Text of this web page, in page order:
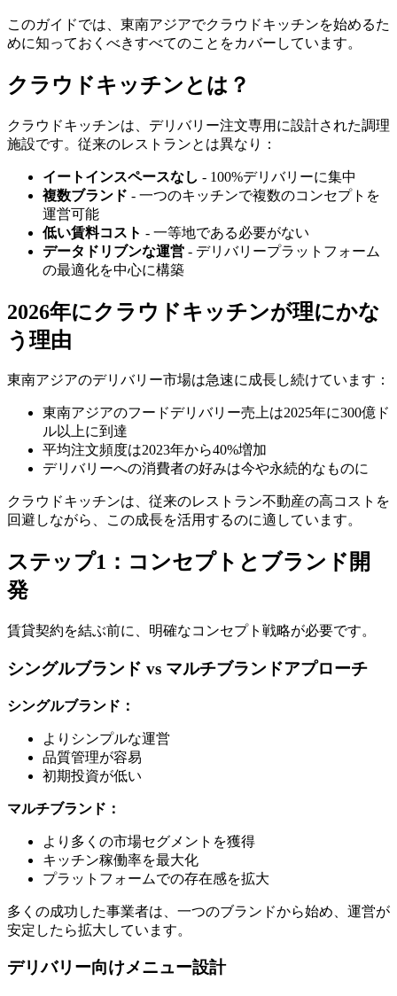
このガイドでは、東南アジアでクラウドキッチンを始めるた
めに知っておくべきすべてのことをカバーしています。
クラウドキッチンとは？
クラウドキッチンは、デリバリー注文専用に設計された調理
施設です。従来のレストランとは異なり：
イートインスペースなし - 100%デリバリーに集中
複数ブランド - 一つのキッチンで複数のコンセプトを
運営可能
低い賃料コスト - 一等地である必要がない
データドリブンな運営 - デリバリープラットフォーム
の最適化を中心に構築
2026年にクラウドキッチンが理にかな
う理由
東南アジアのデリバリー市場は急速に成長し続けています：
東南アジアのフードデリバリー売上は2025年に300億ド
ル以上に到達
平均注文頻度は2023年から40%増加
デリバリーへの消費者の好みは今や永続的なものに
クラウドキッチンは、従来のレストラン不動産の高コストを
回避しながら、この成長を活用するのに適しています。
ステップ1：コンセプトとブランド開
発
賃貸契約を結ぶ前に、明確なコンセプト戦略が必要です。
シングルブランド vs マルチブランドアプローチ
シングルブランド：
よりシンプルな運営
品質管理が容易
初期投資が低い
マルチブランド：
より多くの市場セグメントを獲得
キッチン稼働率を最大化
プラットフォームでの存在感を拡大
多くの成功した事業者は、一つのブランドから始め、運営が
安定したら拡大しています。
デリバリー向けメニュー設計